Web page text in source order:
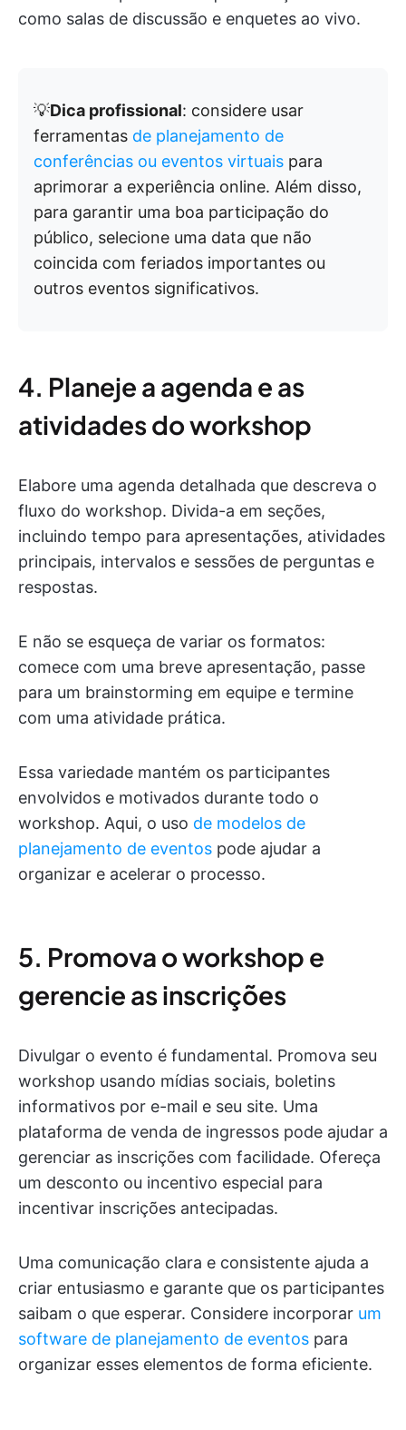
como salas de discussão e enquetes ao vivo.
💡Dica profissional: considere usar
ferramentas de planejamento de
conferências ou eventos virtuais para
aprimorar a experiência online. Além disso,
para garantir uma boa participação do
público, selecione uma data que não
coincida com feriados importantes ou
outros eventos significativos.
4. Planeje a agenda e as
atividades do workshop
Elabore uma agenda detalhada que descreva o
fluxo do workshop. Divida-a em seções,
incluindo tempo para apresentações, atividades
principais, intervalos e sessões de perguntas e
respostas.
E não se esqueça de variar os formatos:
comece com uma breve apresentação, passe
para um brainstorming em equipe e termine
com uma atividade prática.
Essa variedade mantém os participantes
envolvidos e motivados durante todo o
workshop. Aqui, o uso de modelos de
planejamento de eventos pode ajudar a
organizar e acelerar o processo.
5. Promova o workshop e
gerencie as inscrições
Divulgar o evento é fundamental. Promova seu
workshop usando mídias sociais, boletins
informativos por e-mail e seu site. Uma
plataforma de venda de ingressos pode ajudar a
gerenciar as inscrições com facilidade. Ofereça
um desconto ou incentivo especial para
incentivar inscrições antecipadas.
Uma comunicação clara e consistente ajuda a
criar entusiasmo e garante que os participantes
saibam o que esperar. Considere incorporar um
software de planejamento de eventos para
organizar esses elementos de forma eficiente.